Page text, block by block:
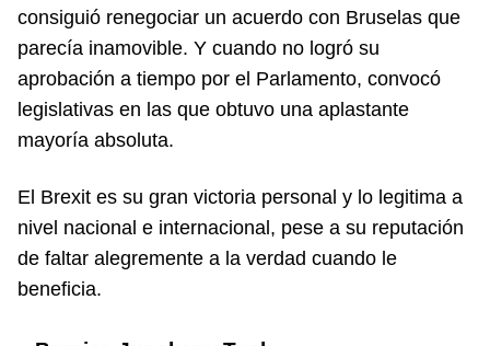
consiguió renegociar un acuerdo con Bruselas que
parecía inamovible. Y cuando no logró su
aprobación a tiempo por el Parlamento, convocó
legislativas en las que obtuvo una aplastante
mayoría absoluta.
El Brexit es su gran victoria personal y lo legitima a
nivel nacional e internacional, pese a su reputación
de faltar alegremente a la verdad cuando le
beneficia.